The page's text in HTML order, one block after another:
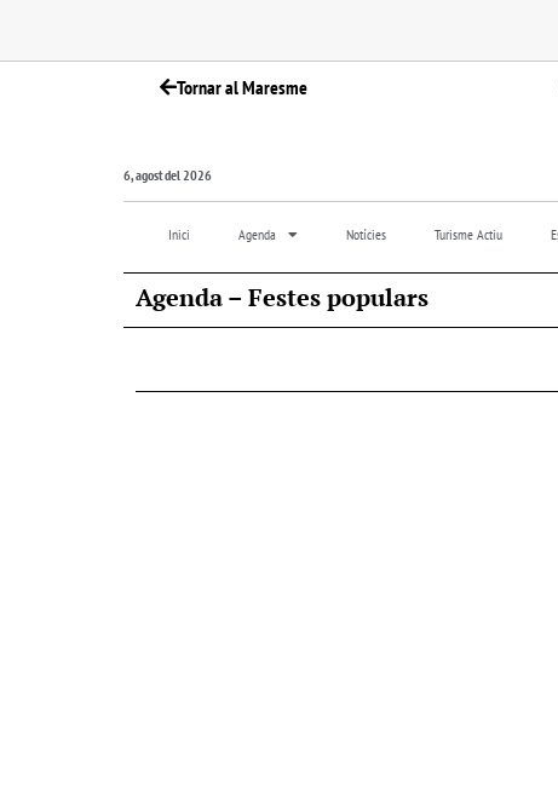
Tornar al Maresme
6, agost del 2026
Inici Agenda Notícies Turisme Actiu
Agenda – Festes populars